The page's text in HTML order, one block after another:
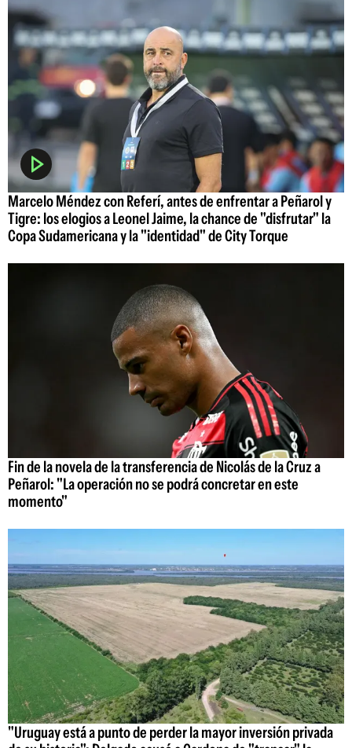
Marcelo Méndez con Referí, antes de enfrentar a Peñarol y
Tigre: los elogios a Leonel Jaime, la chance de "disfrutar" la
Copa Sudamericana y la "identidad" de City Torque
Fin de la novela de la transferencia de Nicolás de la Cruz a
Peñarol: "La operación no se podrá concretar en este
momento"
"Uruguay está a punto de perder la mayor inversión privada